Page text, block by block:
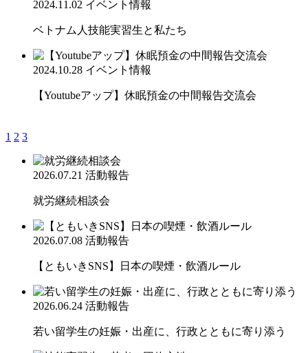
2024.11.02 イベント情報
ベトナム人技能実習生と私たち
2024.10.28 イベント情報
【Youtubeアップ】休眠預金の中間報告交流会
1 2 3
2026.07.21 活動報告
就労継続相談会
2026.07.08 活動報告
【ともいきSNS】日本の喫煙・飲酒ルール
2026.06.24 活動報告
若い留学生の妊娠・出産に、行政とともに寄り添う